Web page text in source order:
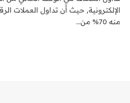
الإلكترونية, حيث أن تداول العملات
منه 70% من…